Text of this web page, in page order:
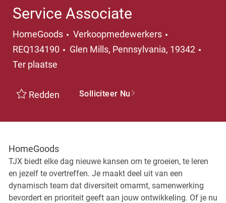
Service Associate
HomeGoods Categorie
Verkoopmedewerkers
REQ134190
Plaats
Glen Mills, Pennsylvania, 19342
Ter plaatse
Redden Solliciteer Nu
HomeGoods
TJX biedt elke dag nieuwe kansen om te groeien, te leren
en jezelf te overtreffen. Je maakt deel uit van een
dynamisch team dat diversiteit omarmt, samenwerking
bevordert en prioriteit geeft aan jouw ontwikkeling. Of je nu